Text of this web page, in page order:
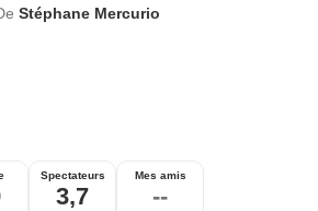
Stéphane Mercurio
Spectateurs
3,7
Mes amis
--